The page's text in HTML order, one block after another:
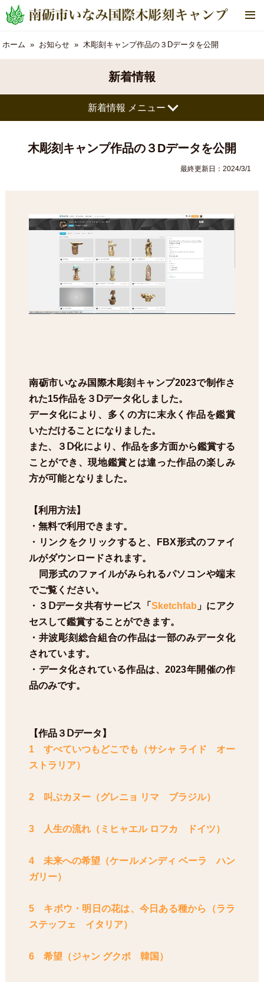
メ
ホーム お知らせ 木彫刻キャンプ作品の３Dデータを公開
新着情報
新着情報 メニュー
木彫刻キャンプ作品の３Dデータを公開
最終更新日：2024/3/1
南砺市いなみ国際木彫刻キャンプ2023で制作さ
れた15作品を３Ⅾデータ化しました。
データ化により、多くの方に末永く作品を鑑賞
いただけることになりました。
また、３Ⅾ化により、作品を多方面から鑑賞する
ことができ、現地鑑賞とは違った作品の楽しみ
方が可能となりました。
【利用方法】
・無料で利用できます。
・リンクをクリックすると、FBX形式のファイ
ルがダウンロードされます。
同形式のファイルがみられるパソコンや端末
でご覧ください。
・３Ⅾデータ共有サービス「 Sketchfab 」にアク
セスして鑑賞することができます。
・井波彫刻総合組合の作品は一部のみデータ化
されています。
・データ化されている作品は、2023年開催の作
品のみです。
【作品３Ⅾデータ】
1 すべていつもどこでも（サシャ ライド オー
ストラリア）
2 叫ぶカヌー（グレニョ リマ ブラジル）
3 人生の流れ（ミヒャエル ロフカ ドイツ）
4 未来への希望（ケールメンディ ベーラ ハン
ガリー）
5 キボウ・明日の花は、今日ある種から（ララ
ステッフェ イタリア）
6 希望（ジャン グクポ 韓国）